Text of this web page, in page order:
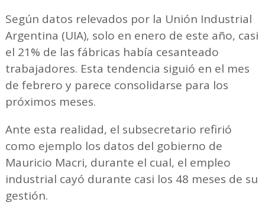
Según datos relevados por la Unión Industrial
Argentina (UIA), solo en enero de este año, casi
el 21% de las fábricas había cesanteado
trabajadores. Esta tendencia siguió en el mes
de febrero y parece consolidarse para los
próximos meses.
Ante esta realidad, el subsecretario refirió
como ejemplo los datos del gobierno de
Mauricio Macri, durante el cual, el empleo
industrial cayó durante casi los 48 meses de su
gestión.